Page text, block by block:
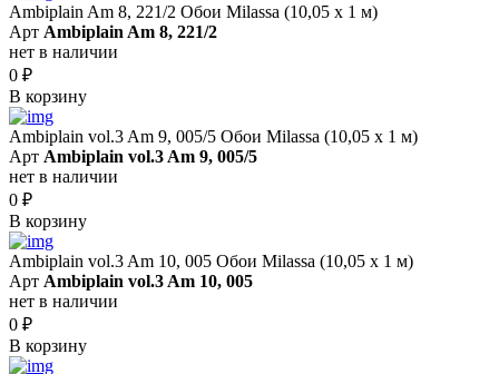
Ambiplain Am 8, 221/2 Обои Milassa (10,05 х 1 м)
Арт Ambiplain Am 8, 221/2
нет в наличии
0 ₽
В корзину
Ambiplain vol.3 Am 9, 005/5 Обои Milassa (10,05 х 1 м)
Арт Ambiplain vol.3 Am 9, 005/5
нет в наличии
0 ₽
В корзину
Ambiplain vol.3 Am 10, 005 Обои Milassa (10,05 х 1 м)
Арт Ambiplain vol.3 Am 10, 005
нет в наличии
0 ₽
В корзину